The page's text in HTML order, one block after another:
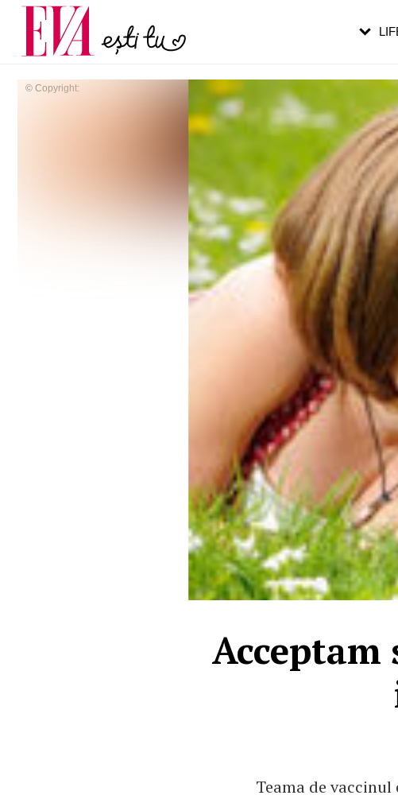
© Copyright:
Teama de
Carieră
Actualitate
pe măsură ce înaintezi în